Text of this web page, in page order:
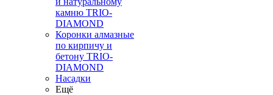
камню TRIO-
DIAMOND
Коронки алмазные
по кирпичу и
бетону TRIO-
DIAMOND
Насадки
Ещё